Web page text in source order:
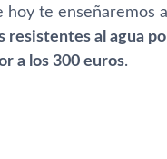
hoy te enseñaremos
resistentes al agua
a los 300 euros.